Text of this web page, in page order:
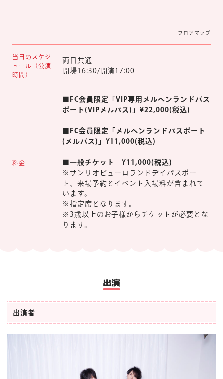
フロアマップ
当日のスケジ
ュール（公演
時間）
両日共通
開場16:30/開演17:00
料金
■FC会員限定「VIP専用メルヘンランドパス
ポート(VIPメルパス)」¥22,000(税込)
■FC会員限定「メルヘンランドパスポート
(メルパス)」¥11,000(税込)
■一般チケット ¥11,000(税込)
※サンリオピューロランドデイパスポー
ト、来場予約とイベント入場料が含まれて
います。
※指定席となります。
※3歳以上のお子様からチケットが必要とな
ります。
出演
出演者